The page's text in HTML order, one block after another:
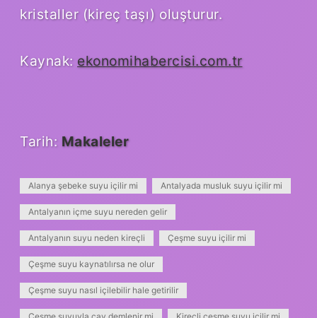
kristaller (kireç taşı) oluşturur.
Kaynak: ekonomihabercisi.com.tr
Tarih: Makaleler
Alanya şebeke suyu içilir mi Antalyada musluk suyu içilir mi
Antalyanın içme suyu nereden gelir
Antalyanın suyu neden kireçli Çeşme suyu içilir mi
Çeşme suyu kaynatılırsa ne olur
Çeşme suyu nasıl içilebilir hale getirilir